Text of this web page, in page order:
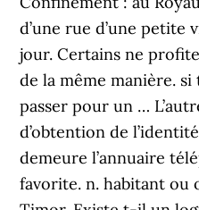
d’une rue d’une petite
jour. Certains ne
de la même manière.
passer pour un …
d’obtention de
demeure l’annuaire
favorite. n. habitant ou